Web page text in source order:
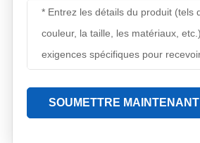
SOUMETTRE MAINTENANT